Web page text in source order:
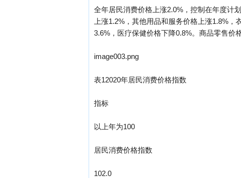
全年居民消费价格上涨2.0%，控制在年度计
上涨1.2%，其他用品和服务价格上涨1.8%
3.6%，医疗保健价格下降0.8%。商品零售价
image003.png
表12020年居民消费价格指数
指标
以上年为100
居民消费价格指数
102.0